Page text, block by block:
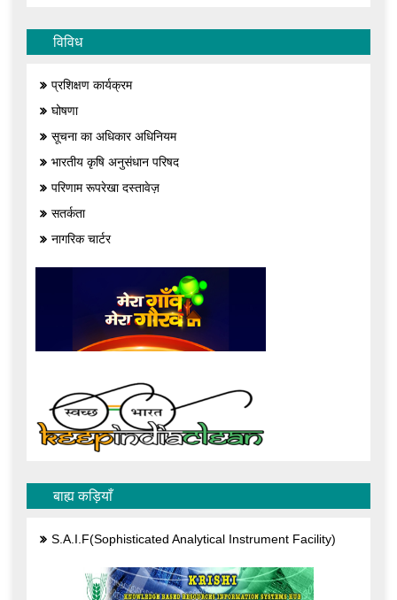
विविध
प्रशिक्षण कार्यक्रम
घोषणा
सूचना का अधिकार अधिनियम
भारतीय कृषि अनुसंधान परिषद
परिणाम रूपरेखा दस्तावेज़
सतर्कता
नागरिक चार्टर
बाह्य कड़ियाँ
S.A.I.F(Sophisticated Analytical Instrument Facility)